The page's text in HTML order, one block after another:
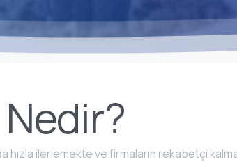
hızla ilerlemekte ve firmaların rekabetçi